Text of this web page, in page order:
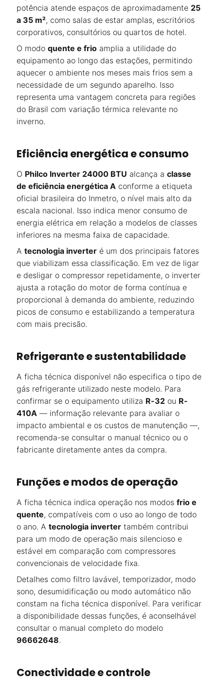
potência atende espaços de aproximadamente 25
a 35 m², como salas de estar amplas, escritórios
corporativos, consultórios ou quartos de hotel.
O modo quente e frio amplia a utilidade do
equipamento ao longo das estações, permitindo
aquecer o ambiente nos meses mais frios sem a
necessidade de um segundo aparelho. Isso
representa uma vantagem concreta para regiões
do Brasil com variação térmica relevante no
inverno.
Eficiência energética e consumo
O Philco Inverter 24000 BTU alcança a classe
de eficiência energética A conforme a etiqueta
oficial brasileira do Inmetro, o nível mais alto da
escala nacional. Isso indica menor consumo de
energia elétrica em relação a modelos de classes
inferiores na mesma faixa de capacidade.
A tecnologia inverter é um dos principais fatores
que viabilizam essa classificação. Em vez de ligar
e desligar o compressor repetidamente, o inverter
ajusta a rotação do motor de forma contínua e
proporcional à demanda do ambiente, reduzindo
picos de consumo e estabilizando a temperatura
com mais precisão.
Refrigerante e sustentabilidade
A ficha técnica disponível não especifica o tipo de
gás refrigerante utilizado neste modelo. Para
confirmar se o equipamento utiliza R-32 ou R-
410A — informação relevante para avaliar o
impacto ambiental e os custos de manutenção —,
recomenda-se consultar o manual técnico ou o
fabricante diretamente antes da compra.
Funções e modos de operação
A ficha técnica indica operação nos modos frio e
quente, compatíveis com o uso ao longo de todo
o ano. A tecnologia inverter também contribui
para um modo de operação mais silencioso e
estável em comparação com compressores
convencionais de velocidade fixa.
Detalhes como filtro lavável, temporizador, modo
sono, desumidificação ou modo automático não
constam na ficha técnica disponível. Para verificar
a disponibilidade dessas funções, é aconselhável
consultar o manual completo do modelo
96662648.
Conectividade e controle